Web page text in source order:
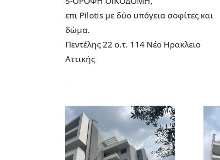
επι Pilotis με δύο υπόγεια σοφίτες και
δώμα.
Πεντέλης 22 ο.τ. 114 Νέο Ηρακλειο
Αττικής